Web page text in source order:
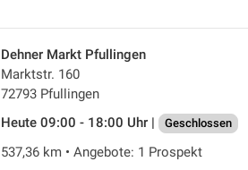
Dehner Markt Pfullingen
Marktstr. 160
72793 Pfullingen
Heute 09:00 - 18:00 Uhr |
Geschlossen
537,36 km • Angebote: 1 Prospekt